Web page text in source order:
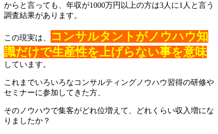
からと言っても、年収が1000万円以上の方は3人に1人と言う
調査結果があります。
この現実は、
コンサルタントがノウハウ知
識だけで生産性を上げらない事を意味
しています。
これまでいろいろなコンサルティングノウハウ習得の研修や
セミナーに参加してきた方、
そのノウハウで集客がどれ位増えて、どれくらい収入増にな
りましたか？